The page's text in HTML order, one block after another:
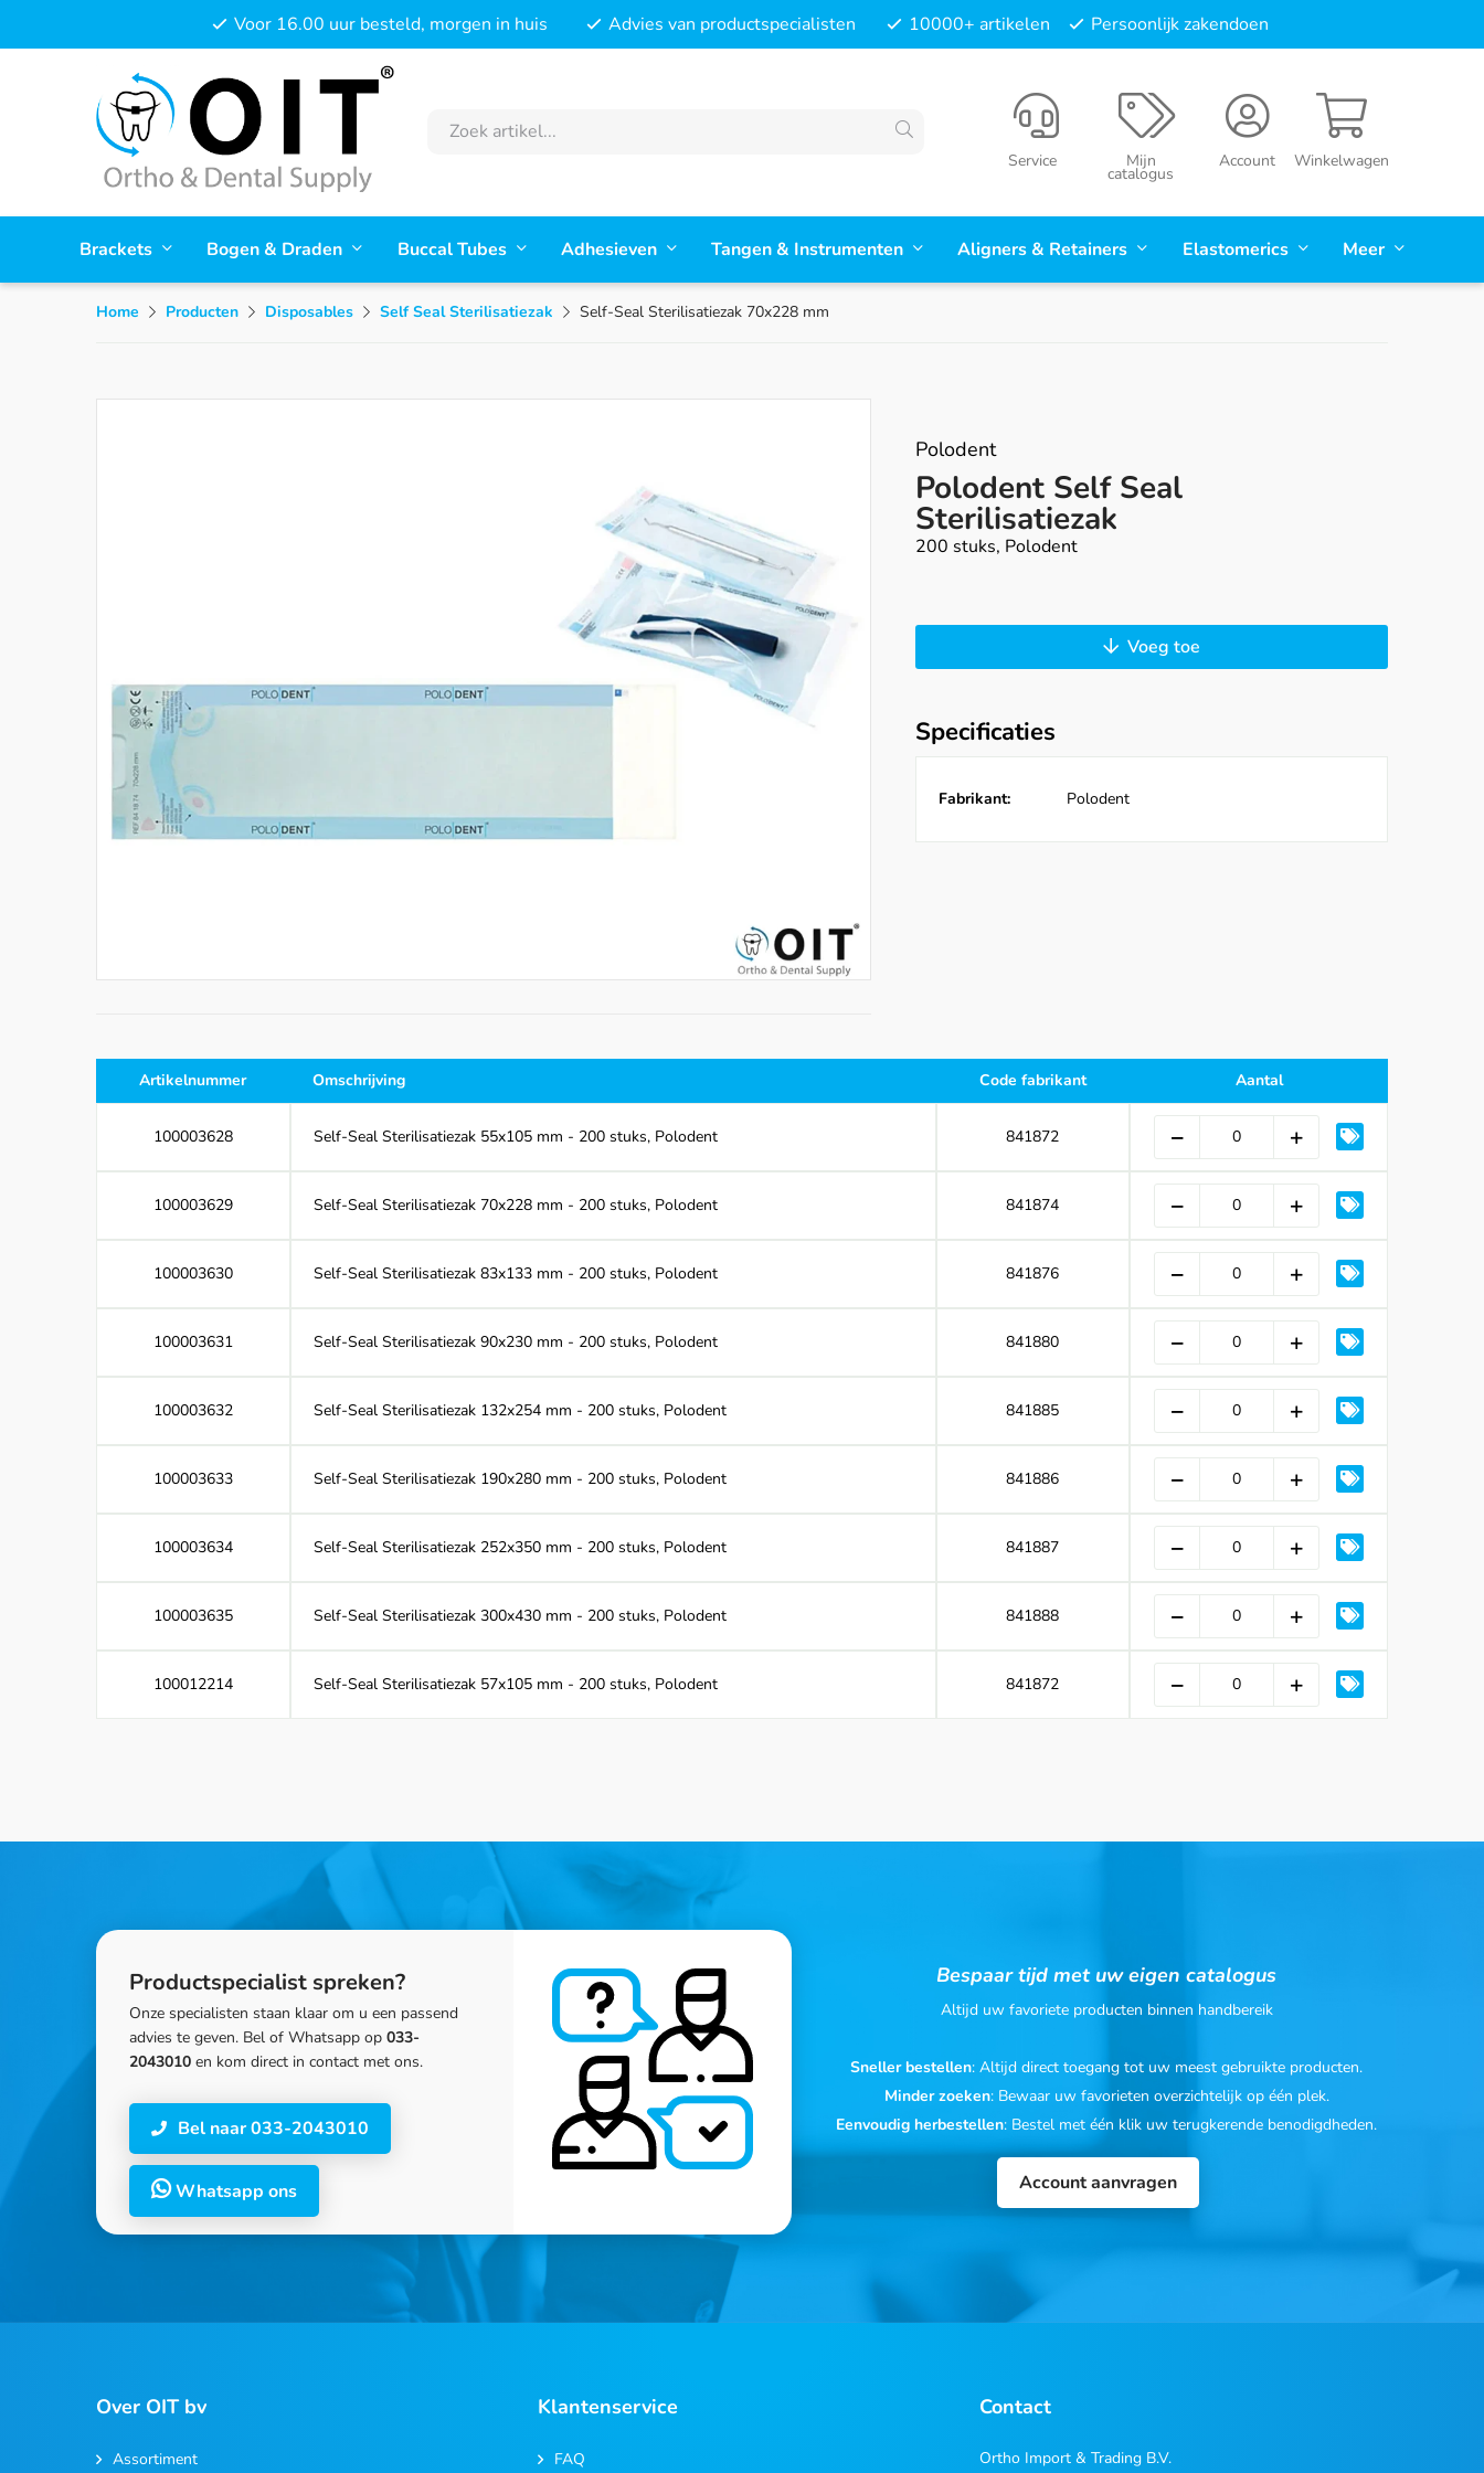
Voor 16.00 uur besteld, morgen in huis Advies van productspecialisten 10000+ artikelen Persoonlijk zakendoen
Winkelwagen
Account
Mijn
catalogus
Service
Brackets Bogen & Draden Buccal Tubes Adhesieven Tangen & Instrumenten Aligners & Retainers Elastomerics Meer
Home Producten Disposables Self Seal Sterilisatiezak Self-Seal Sterilisatiezak 70x228 mm
Polodent
Polodent Self Seal
Sterilisatiezak
200 stuks, Polodent
Voeg toe
Specificaties
Fabrikant: Polodent
Artikelnummer Omschrijving Code fabrikant Aantal
100003628 Self-Seal Sterilisatiezak 55x105 mm - 200 stuks, Polodent 841872
100003629 Self-Seal Sterilisatiezak 70x228 mm - 200 stuks, Polodent 841874
100003630 Self-Seal Sterilisatiezak 83x133 mm - 200 stuks, Polodent 841876
100003631 Self-Seal Sterilisatiezak 90x230 mm - 200 stuks, Polodent 841880
100003632 Self-Seal Sterilisatiezak 132x254 mm - 200 stuks, Polodent 841885
100003633 Self-Seal Sterilisatiezak 190x280 mm - 200 stuks, Polodent 841886
100003634 Self-Seal Sterilisatiezak 252x350 mm - 200 stuks, Polodent 841887
100003635 Self-Seal Sterilisatiezak 300x430 mm - 200 stuks, Polodent 841888
100012214 Self-Seal Sterilisatiezak 57x105 mm - 200 stuks, Polodent 841872
Productspecialist spreken?
Onze specialisten staan klaar om u een passend
advies te geven. Bel of Whatsapp op 033-
2043010 en kom direct in contact met ons.
Bel naar 033-2043010
Whatsapp ons
Bespaar tijd met uw eigen catalogus
Altijd uw favoriete producten binnen handbereik
Sneller bestellen: Altijd direct toegang tot uw meest gebruikte producten.
Minder zoeken: Bewaar uw favorieten overzichtelijk op één plek.
Eenvoudig herbestellen: Bestel met één klik uw terugkerende benodigdheden.
Account aanvragen
Over OIT bv
Assortiment
Klantenservice
FAQ
Contact
Ortho Import & Trading B.V.